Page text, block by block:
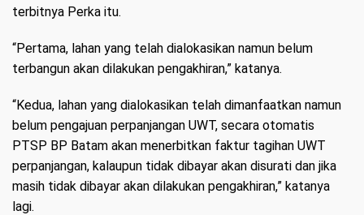
terbitnya Perka itu.
“Pertama, lahan yang telah dialokasikan namun belum
terbangun akan dilakukan pengakhiran,” katanya.
“Kedua, lahan yang dialokasikan telah dimanfaatkan namun
belum pengajuan perpanjangan UWT, secara otomatis
PTSP BP Batam akan menerbitkan faktur tagihan UWT
perpanjangan, kalaupun tidak dibayar akan disurati dan jika
masih tidak dibayar akan dilakukan pengakhiran,” katanya
lagi.